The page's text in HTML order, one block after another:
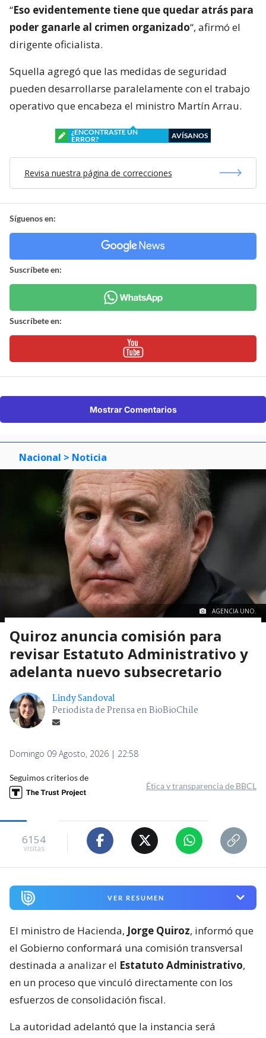
“Eso evidentemente tiene que quedar atrás para
poder ganarle al crimen organizado“, afirmó el
dirigente oficialista.
Squella agregó que las medidas de seguridad
pueden desarrollarse paralelamente con el trabajo
operativo que encabeza el ministro Martín Arrau.
¿ENCONTRASTE UN
ERROR?
AVÍSANOS
Revisa nuestra página de correcciones
Síguenos en:
Suscríbete en:
Suscríbete en:
Mostrar Comentarios
Nacional > Noticia
AGENCIA UNO.
Quiroz anuncia comisión para
revisar Estatuto Administrativo y
adelanta nuevo subsecretario
Lindy Sandoval
Periodista de Prensa en BioBioChile
Domingo 09 Agosto, 2026 | 22:58
Seguimos criterios de
Ética y transparencia de BBCL
6154
visitas
VER RESUMEN
El ministro de Hacienda, Jorge Quiroz, informó que
el Gobierno conformará una comisión transversal
destinada a analizar el Estatuto Administrativo,
en un proceso que vinculó directamente con los
esfuerzos de consolidación fiscal.
La autoridad adelantó que la instancia será